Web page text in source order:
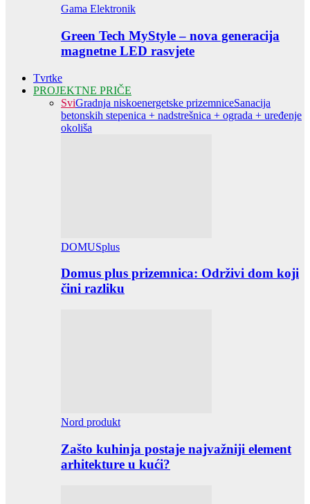
Gama Elektronik
Green Tech MyStyle – nova generacija
magnetne LED rasvjete
Tvrtke
PROJEKTNE PRIČE
SviGradnja niskoenergetske prizemniceSanacija
betonskih stepenica + nadstrešnica + ograda + uređenje
okoliša
DOMUSplus
Domus plus prizemnica: Održivi dom koji
čini razliku
Nord produkt
Zašto kuhinja postaje najvažniji element
arhitekture u kući?